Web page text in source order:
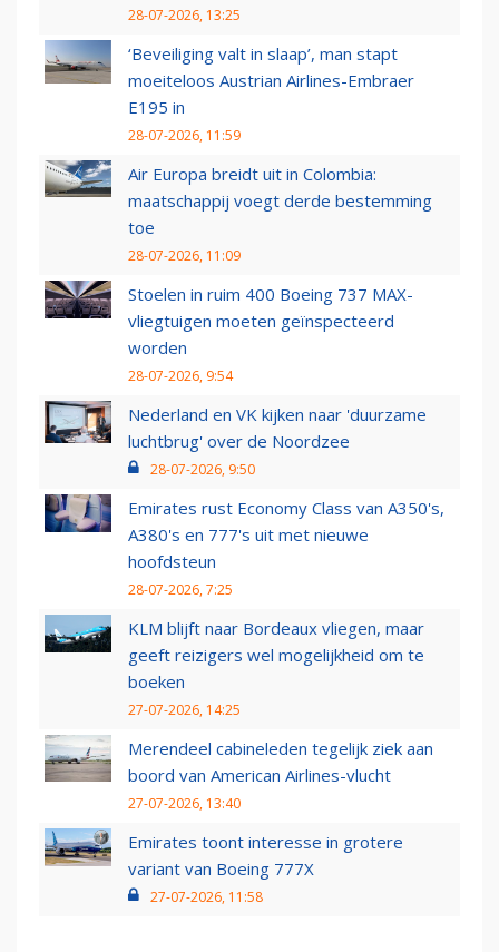
28-07-2026, 13:25
‘Beveiliging valt in slaap’, man stapt
moeiteloos Austrian Airlines-Embraer
E195 in
28-07-2026, 11:59
Air Europa breidt uit in Colombia:
maatschappij voegt derde bestemming
toe
28-07-2026, 11:09
Stoelen in ruim 400 Boeing 737 MAX-
vliegtuigen moeten geïnspecteerd
worden
28-07-2026, 9:54
Nederland en VK kijken naar 'duurzame
luchtbrug' over de Noordzee
28-07-2026, 9:50
Emirates rust Economy Class van A350's,
A380's en 777's uit met nieuwe
hoofdsteun
28-07-2026, 7:25
KLM blijft naar Bordeaux vliegen, maar
geeft reizigers wel mogelijkheid om te
boeken
27-07-2026, 14:25
Merendeel cabineleden tegelijk ziek aan
boord van American Airlines-vlucht
27-07-2026, 13:40
Emirates toont interesse in grotere
variant van Boeing 777X
27-07-2026, 11:58